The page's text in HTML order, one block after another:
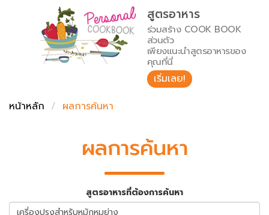
เปรียบเทียบหน่วยการตวง
เปรียบเทียบอุณหภูมิ
เปรียบเทียบน้ำหนักวัตถุดิบ
สร้าง Cookbook
สูตรอาหาร
ร่วมสร้าง COOK BOOK
ส่วนตัว
เพียงแนะนำสูตรอาหารของ
คุณที่นี่
เริ่มเลย!
หน้าหลัก
ผลการค้นหา
ผลการค้นหา
สูตรอาหารที่ต้องการค้นหา